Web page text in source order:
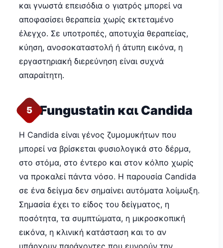
και γνωστά επεισόδια ο γιατρός μπορεί να
αποφασίσει θεραπεία χωρίς εκτεταμένο
έλεγχο. Σε υποτροπές, αποτυχία θεραπείας,
κύηση, ανοσοκαταστολή ή άτυπη εικόνα, η
εργαστηριακή διερεύνηση είναι συχνά
απαραίτητη.
5 Fungustatin και Candida
Η Candida είναι γένος ζυμομυκήτων που
μπορεί να βρίσκεται φυσιολογικά στο δέρμα,
στο στόμα, στο έντερο και στον κόλπο χωρίς
να προκαλεί πάντα νόσο. Η παρουσία Candida
σε ένα δείγμα δεν σημαίνει αυτόματα λοίμωξη.
Σημασία έχει το είδος του δείγματος, η
ποσότητα, τα συμπτώματα, η μικροσκοπική
εικόνα, η κλινική κατάσταση και το αν